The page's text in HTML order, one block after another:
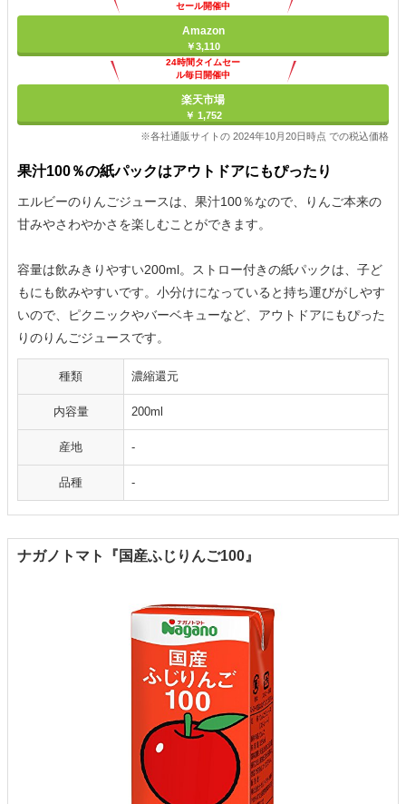
セール開催中
Amazon
￥3,110
24時間タイムセー
ル毎日開催中
楽天市場
￥ 1,752
※各社通販サイトの 2024年10月20日時点 での税込価格
果汁100％の紙パックはアウトドアにもぴったり
エルビーのりんごジュースは、果汁100％なので、りんご本来の
甘みやさわやかさを楽しむことができます。
容量は飲みきりやすい200ml。ストロー付きの紙パックは、子ど
もにも飲みやすいです。小分けになっていると持ち運びがしやす
いので、ピクニックやバーベキューなど、アウトドアにもぴった
りのりんごジュースです。
種類 濃縮還元
内容量 200ml
産地 -
品種 -
ナガノトマト『国産ふじりんご100』